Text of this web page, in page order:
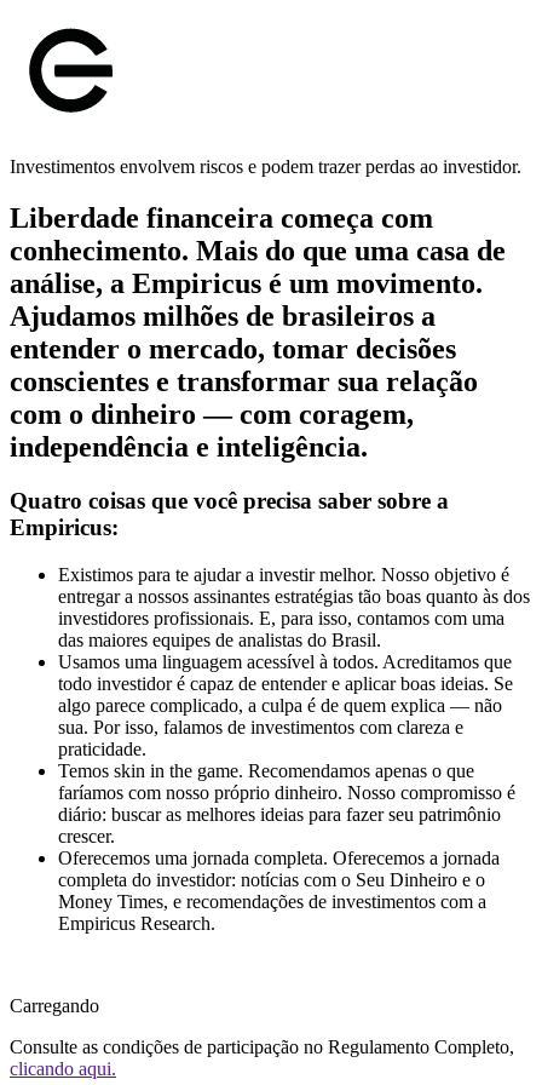
Investimentos envolvem riscos e podem trazer perdas ao investidor.
Liberdade financeira começa com
conhecimento. Mais do que uma casa de
análise, a Empiricus é um movimento.
Ajudamos milhões de brasileiros a
entender o mercado, tomar decisões
conscientes e transformar sua relação
com o dinheiro — com coragem,
independência e inteligência.
Quatro coisas que você precisa saber sobre a
Empiricus:
Existimos para te ajudar a investir melhor. Nosso objetivo é
entregar a nossos assinantes estratégias tão boas quanto às dos
investidores profissionais. E, para isso, contamos com uma
das maiores equipes de analistas do Brasil.
Usamos uma linguagem acessível à todos. Acreditamos que
todo investidor é capaz de entender e aplicar boas ideias. Se
algo parece complicado, a culpa é de quem explica — não
sua. Por isso, falamos de investimentos com clareza e
praticidade.
Temos skin in the game. Recomendamos apenas o que
faríamos com nosso próprio dinheiro. Nosso compromisso é
diário: buscar as melhores ideias para fazer seu patrimônio
crescer.
Oferecemos uma jornada completa. Oferecemos a jornada
completa do investidor: notícias com o Seu Dinheiro e o
Money Times, e recomendações de investimentos com a
Empiricus Research.
Carregando
Consulte as condições de participação no Regulamento Completo,
clicando aqui.